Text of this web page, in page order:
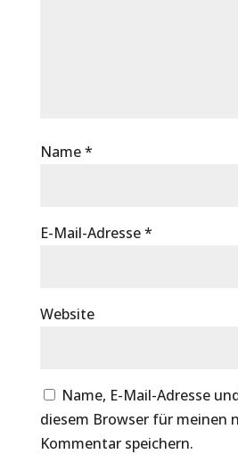
Name*
E-Mail-Adresse*
Website
Name, E-Mail-Adresse
diesem Browser für meinen
Kommentar speichern.